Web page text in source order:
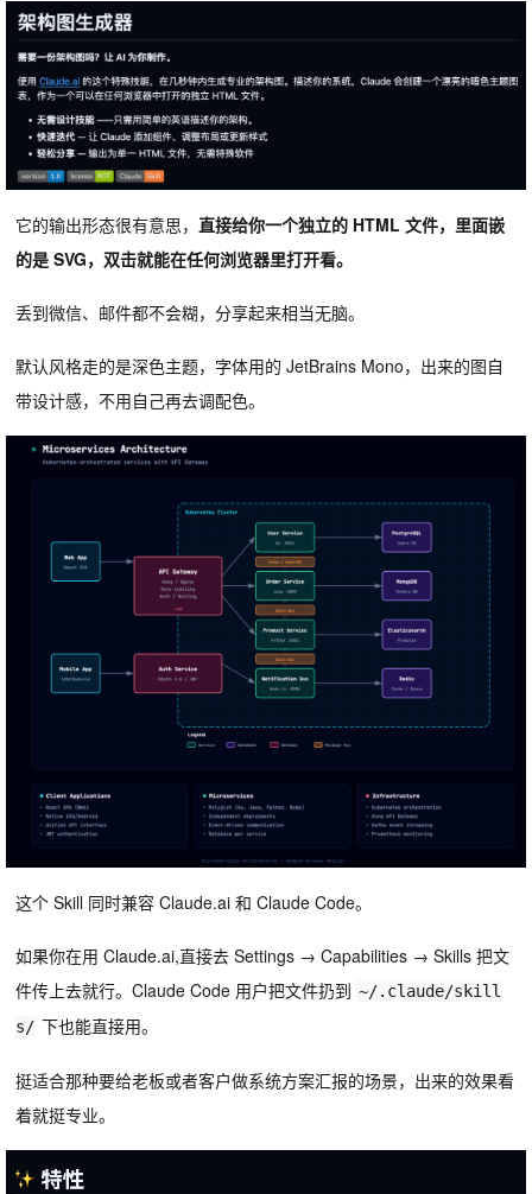
它的输出形态很有意思， 直接给你一个独立的 HTML 文件，里面嵌
的是 SVG，双击就能在任何浏览器里打开看。
丢到微信、邮件都不会糊，分享起来相当无脑。
默认风格走的是深色主题，字体用的 JetBrains Mono，出来的图自
带设计感，不用自己再去调配色。
这个 Skill 同时兼容 Claude.ai 和 Claude Code。
如果你在用 Claude.ai,直接去 Settings → Capabilities → Skills 把文
件传上去就行。Claude Code 用户把文件扔到 ~/.claude/skill
s/ 下也能直接用。
挺适合那种要给老板或者客户做系统方案汇报的场景，出来的效果看
着就挺专业。